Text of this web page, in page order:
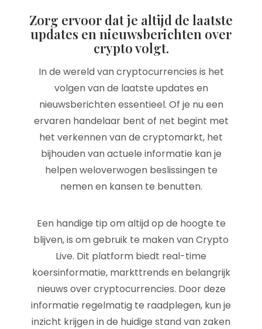
Zorg ervoor dat je altijd de laatste
updates en nieuwsberichten over
crypto volgt.
In de wereld van cryptocurrencies is het
volgen van de laatste updates en
nieuwsberichten essentieel. Of je nu een
ervaren handelaar bent of net begint met
het verkennen van de cryptomarkt, het
bijhouden van actuele informatie kan je
helpen weloverwogen beslissingen te
nemen en kansen te benutten.
Een handige tip om altijd op de hoogte te
blijven, is om gebruik te maken van Crypto
Live. Dit platform biedt real-time
koersinformatie, markttrends en belangrijk
nieuws over cryptocurrencies. Door deze
informatie regelmatig te raadplegen, kun je
inzicht krijgen in de huidige stand van zaken